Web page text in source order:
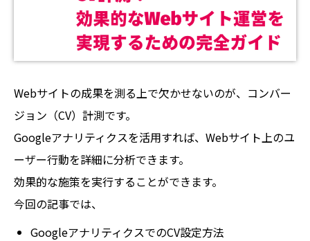
Webサイトの成果を測る上で欠かせないのが、コンバー
ジョン（CV）計測です。
Googleアナリティクスを活用すれば、Webサイト上のユ
ーザー行動を詳細に分析できます。
効果的な施策を実行することができます。
今回の記事では、
GoogleアナリティクスでのCV設定方法